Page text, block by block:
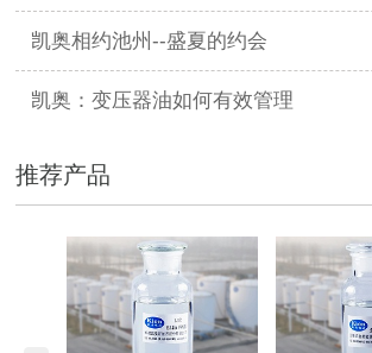
凯奥相约池州--盛夏的约会
凯奥：变压器油如何有效管理
推荐产品